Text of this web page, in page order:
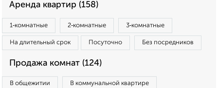
Аренда квартир (158)
1‑комнатные 2‑комнатные 3‑комнатные
На длительный срок Посуточно Без посредников
Продажа комнат (124)
В общежитии В коммунальной квартире